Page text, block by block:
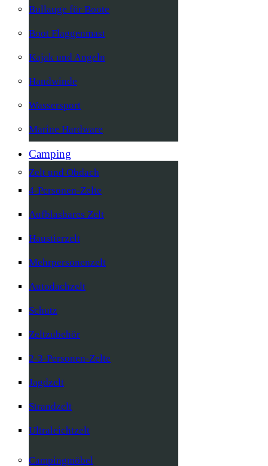
Bullauge für Boote
Boot Flaggenmast
Kajak und Angeln
Handwinde
Wassersport
Marine Hardware
Camping
Zelt und Obdach
4-Personen-Zelte
Aufblasbares Zelt
Haustierzelt
Mehrpersonenzelt
Autodachzelt
Schutz
Zeltzubehör
2-3-Personen-Zelte
Jagdzelt
Strandzelt
Ultraleichtzelt
Campingmöbel